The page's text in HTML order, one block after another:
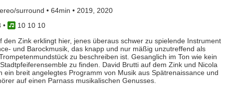
surround • 64min • 2019, 2020
•
10 10 10
den Zink erklingt hier, jenes überaus schwer zu spielende Instrument
und Barockmusik, das knapp und nur mäßig unzutreffend als
zu beschreiben ist. Gesanglich im Ton wie kein
zu finden. David Brutti auf dem Zink und Nicola
ein breit angelegtes Programm von Musik aus Spätrenaissance und
auf einen Parnass musikalischen Genusses.